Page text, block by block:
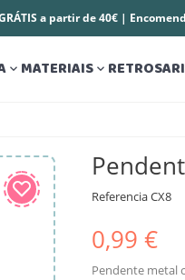
a partir de 40€ |
 MATERIAIS
ReferenciaCX8
0,99 €
Pendente metal